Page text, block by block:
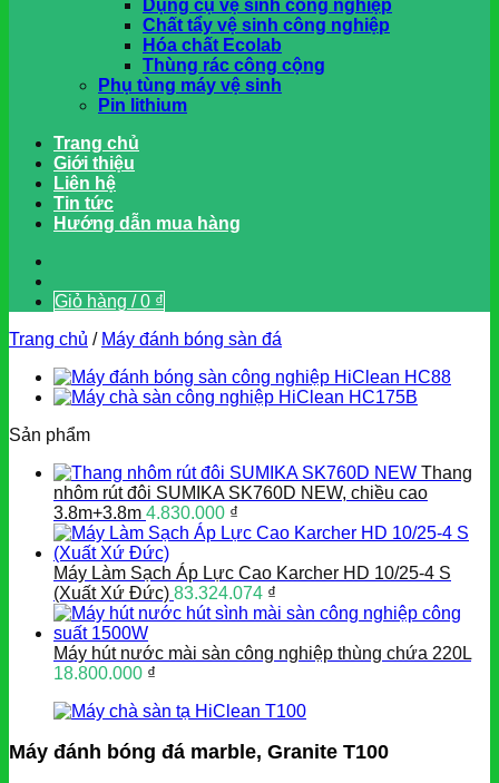
Dụng cụ vệ sinh công nghiệp
Chất tẩy vệ sinh công nghiệp
Hóa chất Ecolab
Thùng rác công cộng
Phụ tùng máy vệ sinh
Pin lithium
Trang chủ
Giới thiệu
Liên hệ
Tin tức
Hướng dẫn mua hàng
Giỏ hàng /0 ₫
Trang chủ / Máy đánh bóng sàn đá
Sản phẩm
Thang
nhôm rút đôi SUMIKA SK760D NEW, chiều cao
3.8m+3.8m 4.830.000 ₫
Máy Làm Sạch Áp Lực Cao Karcher HD 10/25-4 S
(Xuất Xứ Đức) 83.324.074 ₫
Máy hút nước mài sàn công nghiệp thùng chứa 220L
18.800.000 ₫
Máy đánh bóng đá marble, Granite T100